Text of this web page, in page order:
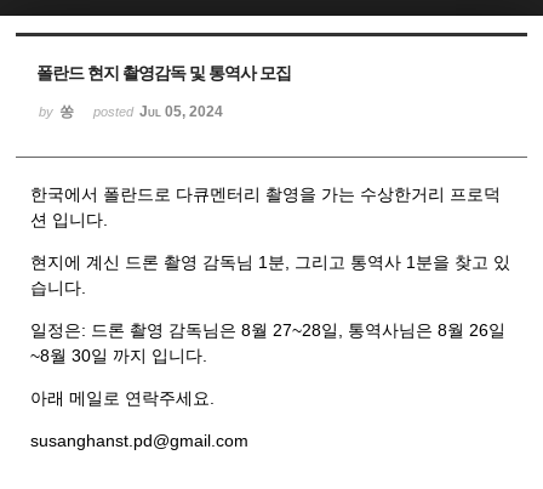
폴란드 현지 촬영감독 및 통역사 모집
by 쏭 posted Jul 05, 2024
한국에서 폴란드로 다큐멘터리 촬영을 가는 수상한거리 프로덕
션 입니다.
현지에 계신 드론 촬영 감독님 1분, 그리고 통역사 1분을 찾고 있
습니다.
일정은: 드론 촬영 감독님은 8월 27~28일, 통역사님은 8월 26일
~8월 30일 까지 입니다.
아래 메일로 연락주세요.
susanghanst.pd@gmail.com
Sketchbook5, 스케치북5